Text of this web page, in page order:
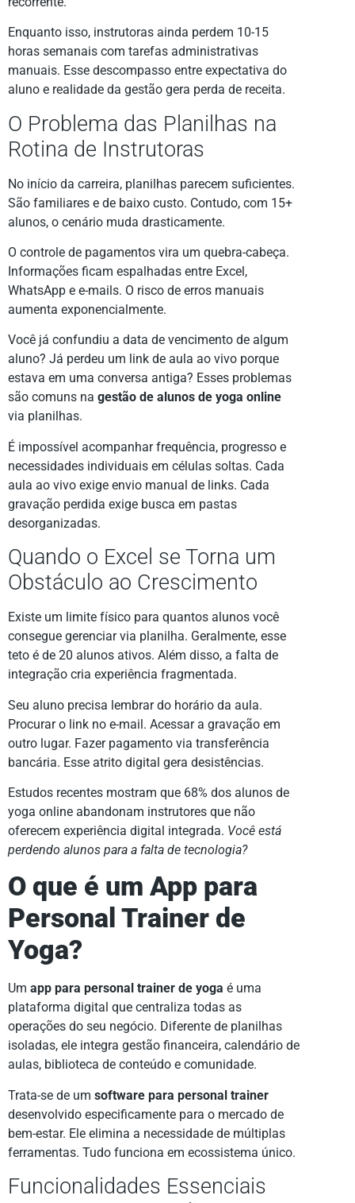
Enquanto isso, instrutoras ainda perdem 10-15
horas semanais com tarefas administrativas
manuais. Esse descompasso entre expectativa do
aluno e realidade da gestão gera perda de receita.
O Problema das Planilhas na
Rotina de Instrutoras
No início da carreira, planilhas parecem suficientes.
São familiares e de baixo custo. Contudo, com 15+
alunos, o cenário muda drasticamente.
O controle de pagamentos vira um quebra-cabeça.
Informações ficam espalhadas entre Excel,
WhatsApp e e-mails. O risco de erros manuais
aumenta exponencialmente.
Você já confundiu a data de vencimento de algum
aluno? Já perdeu um link de aula ao vivo porque
estava em uma conversa antiga? Esses problemas
são comuns na gestão de alunos de yoga online
via planilhas.
É impossível acompanhar frequência, progresso e
necessidades individuais em células soltas. Cada
aula ao vivo exige envio manual de links. Cada
gravação perdida exige busca em pastas
desorganizadas.
Quando o Excel se Torna um
Obstáculo ao Crescimento
Existe um limite físico para quantos alunos você
consegue gerenciar via planilha. Geralmente, esse
teto é de 20 alunos ativos. Além disso, a falta de
integração cria experiência fragmentada.
Seu aluno precisa lembrar do horário da aula.
Procurar o link no e-mail. Acessar a gravação em
outro lugar. Fazer pagamento via transferência
bancária. Esse atrito digital gera desistências.
Estudos recentes mostram que 68% dos alunos de
yoga online abandonam instrutores que não
oferecem experiência digital integrada. Você está
perdendo alunos para a falta de tecnologia?
O que é um App para
Personal Trainer de
Yoga?
Um app para personal trainer de yoga é uma
plataforma digital que centraliza todas as
operações do seu negócio. Diferente de planilhas
isoladas, ele integra gestão financeira, calendário de
aulas, biblioteca de conteúdo e comunidade.
Trata-se de um software para personal trainer
desenvolvido especificamente para o mercado de
bem-estar. Ele elimina a necessidade de múltiplas
ferramentas. Tudo funciona em ecossistema único.
Funcionalidades Essenciais